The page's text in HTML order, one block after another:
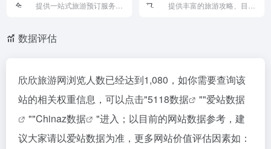
数据评估
欣欣旅游网浏览人数已经达到1,080，如你需要查询该
站的相关权重信息，可以点击"5118数据 ""爱站数据
""Chinaz数据
"进入；以目前的网站数据参考，建
议大家请以爱站数据为准，更多网站价值评估因素如：